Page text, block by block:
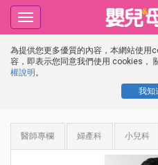
為提供您更多優質的內容，本網站使用
容，即表示您同意我們使用 cookies，
權說明 。
我知
Toggle
navigation
醫師專欄 婦產科 小兒科